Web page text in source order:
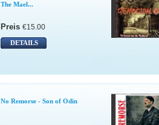
The Mael...
Preis €15.00
DETAILS
No Remorse - Son of Odin